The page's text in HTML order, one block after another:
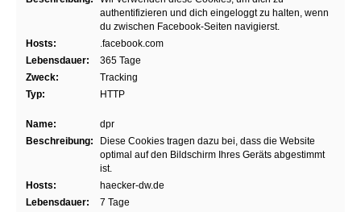
authentifizieren und dich eingeloggt zu halten, wenn
du zwischen Facebook-Seiten navigierst.
Hosts:
.facebook.com
Lebensdauer:
365 Tage
Zweck:
Tracking
Typ:
HTTP
Name:
dpr
Beschreibung:
Diese Cookies tragen dazu bei, dass die Website
optimal auf den Bildschirm Ihres Geräts abgestimmt
ist.
Hosts:
haecker-dw.de
Lebensdauer:
7 Tage